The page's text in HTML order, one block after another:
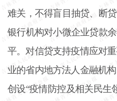
难关，不得盲目抽贷、断
银行机构对小微企业贷款
平。对信贷支持疫情应对
业的省内地方法人金融机
创设“疫情防控及相关民生